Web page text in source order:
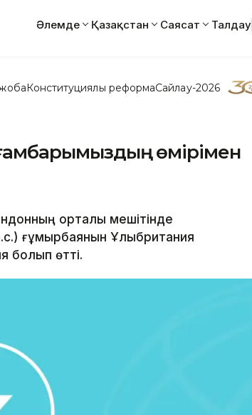
Әлемде Қазақстан Саясат Талдау
Конституциялық реформаСайлау-2026
өмірімен
орталық мешітінде
ғұмырбаянын Ұлыбритания
болып өтті.